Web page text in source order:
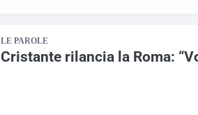
LE PAROLE
Cristante rilancia la Roma: